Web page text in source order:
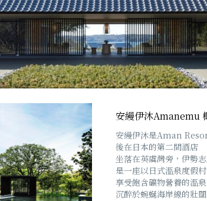
安縵伊沐Amanemu
安縵伊沐是Aman
後在日本的第二間酒店
坐落在英虞灣旁，伊勢
是一座以日式溫泉度假
享受飽含礦物營養的溫
沉醉於蜿蜒海岸線的壯